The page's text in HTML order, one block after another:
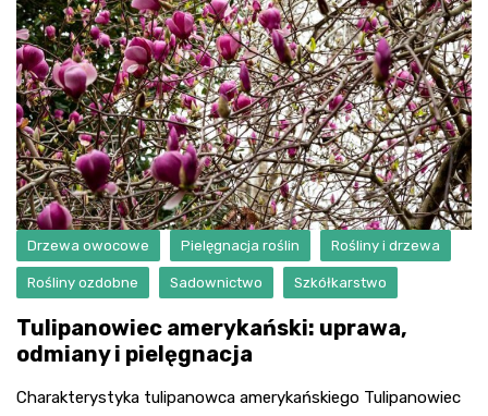
Drzewa owocowe Pielęgnacja roślin Rośliny i drzewa
Rośliny ozdobne Sadownictwo Szkółkarstwo
Tulipanowiec amerykański: uprawa,
odmiany i pielęgnacja
Charakterystyka tulipanowca amerykańskiego Tulipanowiec